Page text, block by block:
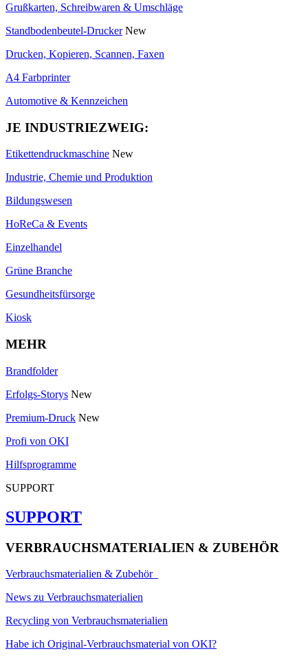
Grußkarten, Schreibwaren & Umschläge
Standbodenbeutel-Drucker New
Drucken, Kopieren, Scannen, Faxen
A4 Farbprinter
Automotive & Kennzeichen
JE INDUSTRIEZWEIG:
Etikettendruckmaschine New
Industrie, Chemie und Produktion
Bildungswesen
HoReCa & Events
Einzelhandel
Grüne Branche
Gesundheitsfürsorge
Kiosk
MEHR
Brandfolder
Erfolgs-Storys New
Premium-Druck New
Profi von OKI
Hilfsprogramme
SUPPORT
SUPPORT
VERBRAUCHSMATERIALIEN & ZUBEHÖR
Verbrauchsmaterialien & Zubehör
News zu Verbrauchsmaterialien
Recycling von Verbrauchsmaterialien
Habe ich Original-Verbrauchsmaterial von OKI?